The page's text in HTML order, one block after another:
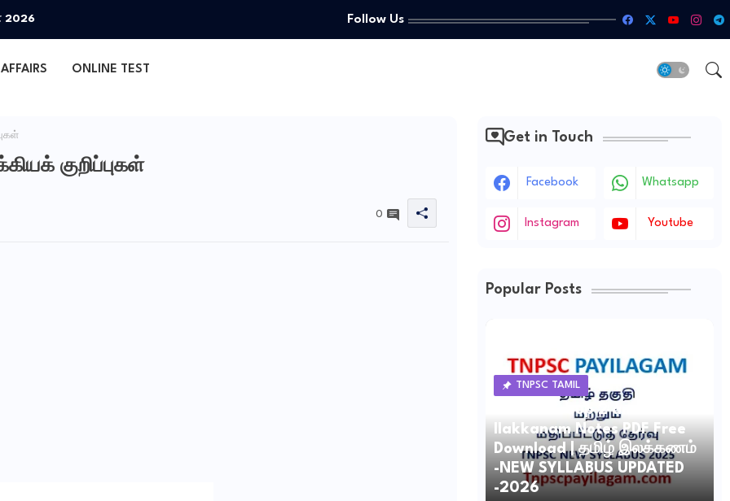
2026 Follow Us
ONLINE TEST
குறிப்புகள்
0
Get in Touch
Facebook Whatsapp
Instagram Youtube
Popular Posts
TNPSC TAMIL
TNPSC Group 2 and 4 Tamil
Ilakkanam Notes PDF Free
Download | தமிழ் இலக்கணம்
-NEW SYLLABUS UPDATED
-2026